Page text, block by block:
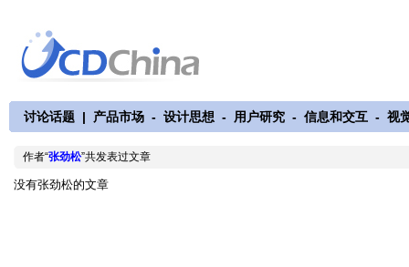
讨论话题 | 产品市场 - 设计思想 - 用户研究 - 信息和交互 - 视
作者“张劲松”共发表过文章
没有张劲松的文章